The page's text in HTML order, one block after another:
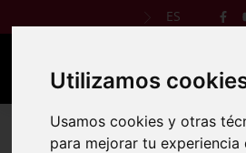
Utilizamos
Usamos cookies y otras
para mejorar tu experiencia
ES
Trail